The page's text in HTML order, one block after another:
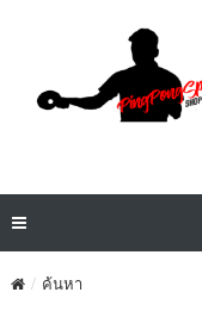
ค้นหา